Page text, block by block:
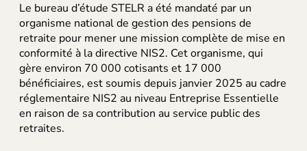
Nous rejoindre
Le bureau d’étude STELR a été mandaté par un
organisme national de gestion des pensions de
retraite pour mener une mission complète de mise en
conformité à la directive NIS2. Cet organisme, qui
gère environ 70 000 cotisants et 17 000
bénéficiaires, est soumis depuis janvier 2025 au cadre
réglementaire NIS2 au niveau Entreprise Essentielle
en raison de sa contribution au service public des
retraites.